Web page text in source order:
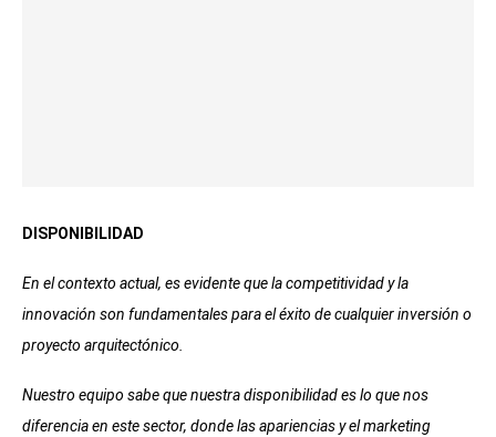
DISPONIBILIDAD
En el contexto actual, es evidente que la competitividad y la
innovación son fundamentales para el éxito de cualquier inversión o
proyecto arquitectónico.
Nuestro equipo sabe que nuestra disponibilidad es lo que nos
diferencia en este sector, donde las apariencias y el marketing